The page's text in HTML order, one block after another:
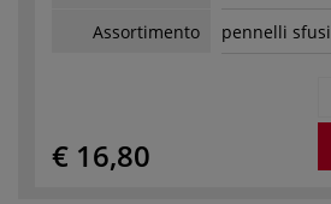
Assortimento pennelli sfusi
€ 16,80